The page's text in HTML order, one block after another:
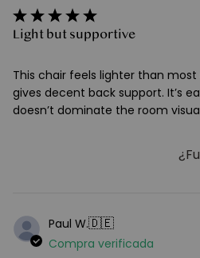
Light but supportive
This chair feels lighter than
gives decent back support. It’s
doesn’t dominate the room
Paul W.🇩🇪
Compra verificada